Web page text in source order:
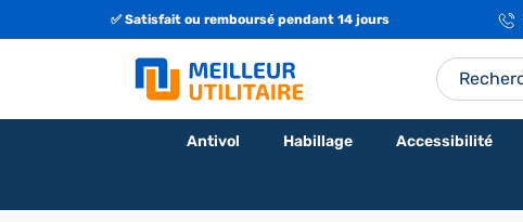
✅ Satisfait ou remboursé pendant 14 jours
Antivol Habillage Accessibilité